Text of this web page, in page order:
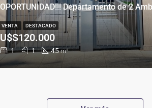
1 1 45 m²
U$S120.000
VENTA DESTACADO